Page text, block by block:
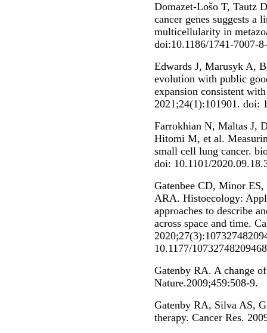
Domazet-Lošo T, Tautz
cancer genes suggests a
multicellularity in
doi:10.1186/1741-7007-
Edwards J, Marusyk A,
evolution with public
expansion consistent
2021;24(1):101901. doi:
Farrokhian N, Maltas J,
Hitomi M, et al.
small cell lung cancer.
doi: 10.1101/
Gatenbee CD, Minor
ARA. Histoecology:
approaches to describe
across space and time.
10.1177/
Gatenby RA. A change
Nature.2009;459:508-9.
Gatenby RA, Silva AS,
therapy. Cancer Res.